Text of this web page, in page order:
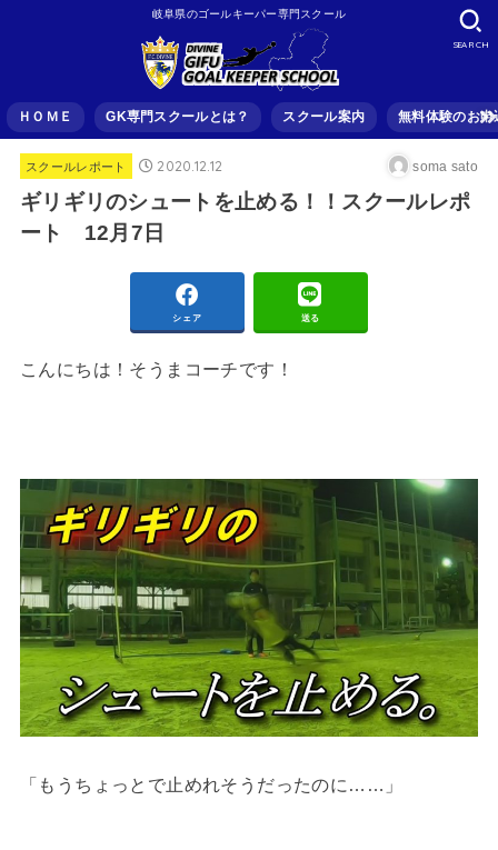
岐阜県のゴールキーパー専門スクール
ＨＯＭＥ GK専門スクールとは？ スクール案内 無料体験のお申
SEARCH
スクールレポート 2020.12.12 soma sato
ギリギリのシュートを止める！！スクールレポ
ート 12月7日
シェア 送る
こんにちは！そうまコーチです！
「もうちょっとで止めれそうだったのに……」